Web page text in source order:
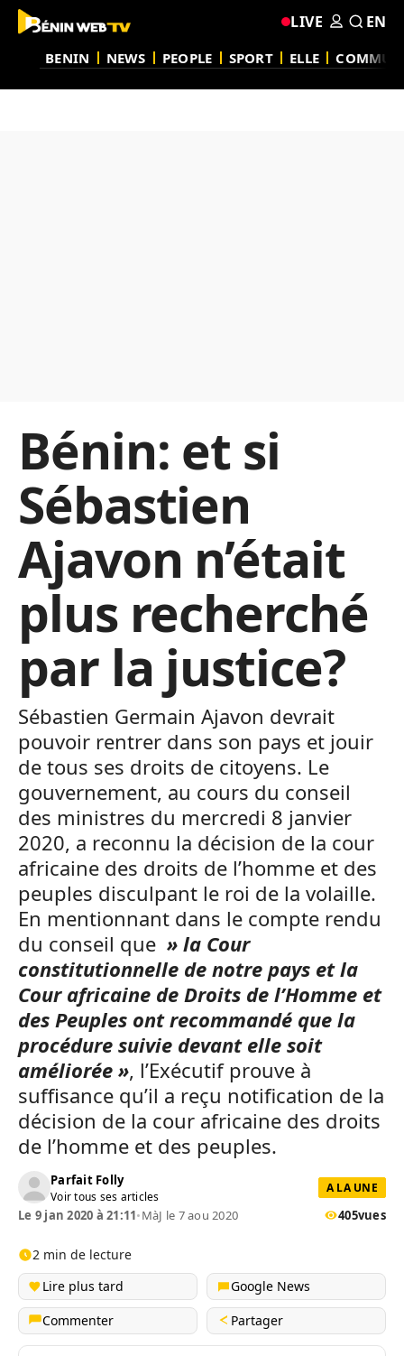
BENIN NEWS PEOPLE SPORT ELLE
LIVE EN
Bénin: et si
Sébastien
Ajavon n’était
plus recherché
par la justice?
Sébastien Germain Ajavon devrait
pouvoir rentrer dans son pays et jouir
de tous ses droits de citoyens. Le
gouvernement, au cours du conseil
des ministres du mercredi 8 janvier
2020, a reconnu la décision de la cour
africaine des droits de l’homme et des
peuples disculpant le roi de la volaille.
En mentionnant dans le compte rendu
du conseil que » la Cour
constitutionnelle de notre pays et la
Cour africaine de Droits de l’Homme et
des Peuples ont recommandé que la
procédure suivie devant elle soit
améliorée », l’Exécutif prouve à
suffisance qu’il a reçu notification de la
décision de la cour africaine des droits
de l’homme et des peuples.
Parfait Folly
Voir tous ses articles
A LA UNE
Le 9 jan 2020 à 21:11•MàJ le 7 aou 2020 405vues
2 min de lecture
Lire plus tard
Google News
Commenter
Partager